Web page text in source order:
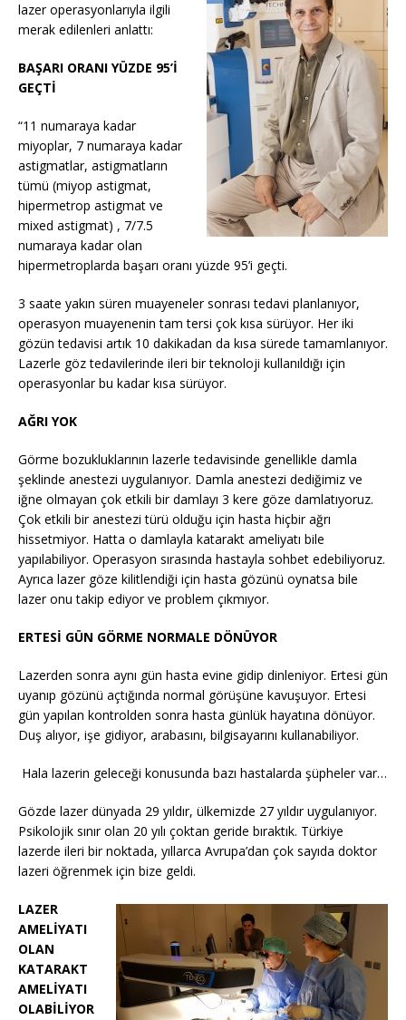
lazer operasyonlarıyla ilgili
merak edilenleri anlattı:
BAŞARI ORANI YÜZDE 95’İ
GEÇTİ
“11 numaraya kadar
miyoplar, 7 numaraya kadar
astigmatlar, astigmatların
tümü (miyop astigmat,
hipermetrop astigmat ve
mixed astigmat) , 7/7.5
numaraya kadar olan
hipermetroplarda başarı oranı yüzde 95’i geçti.
3 saate yakın süren muayeneler sonrası tedavi planlanıyor,
operasyon muayenenin tam tersi çok kısa sürüyor. Her iki
gözün tedavisi artık 10 dakikadan da kısa sürede tamamlanıyor.
Lazerle göz tedavilerinde ileri bir teknoloji kullanıldığı için
operasyonlar bu kadar kısa sürüyor.
AĞRI YOK
Görme bozukluklarının lazerle tedavisinde genellikle damla
şeklinde anestezi uygulanıyor. Damla anestezi dediğimiz ve
iğne olmayan çok etkili bir damlayı 3 kere göze damlatıyoruz.
Çok etkili bir anestezi türü olduğu için hasta hiçbir ağrı
hissetmiyor. Hatta o damlayla katarakt ameliyatı bile
yapılabiliyor. Operasyon sırasında hastayla sohbet edebiliyoruz.
Ayrıca lazer göze kilitlendiği için hasta gözünü oynatsa bile
lazer onu takip ediyor ve problem çıkmıyor.
ERTESİ GÜN GÖRME NORMALE DÖNÜYOR
Lazerden sonra aynı gün hasta evine gidip dinleniyor. Ertesi gün
uyanıp gözünü açtığında normal görüşüne kavuşuyor. Ertesi
gün yapılan kontrolden sonra hasta günlük hayatına dönüyor.
Duş alıyor, işe gidiyor, arabasını, bilgisayarını kullanabiliyor.
Hala lazerin geleceği konusunda bazı hastalarda şüpheler var…
Gözde lazer dünyada 29 yıldır, ülkemizde 27 yıldır uygulanıyor.
Psikolojik sınır olan 20 yılı çoktan geride bıraktık. Türkiye
lazerde ileri bir noktada, yıllarca Avrupa’dan çok sayıda doktor
lazeri öğrenmek için bize geldi.
LAZER
AMELİYATI
OLAN
KATARAKT
AMELİYATI
OLABİLİYOR